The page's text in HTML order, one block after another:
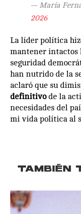
— María
2026
La líder política
mantener intactos
seguridad
han nutrido de la
aclaró que su
definitivode la
necesidades del
mi vida política al
TAMBIÉN